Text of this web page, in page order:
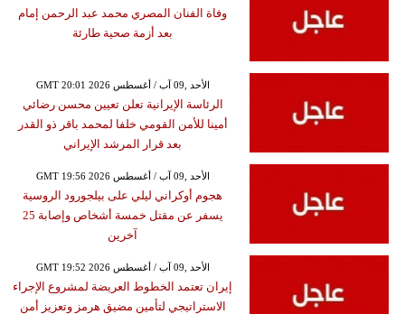
وفاة الفنان المصري محمد عبد الرحمن إمام
بعد أزمة صحية طارئة
GMT 20:01 2026 الأحد ,09 آب / أغسطس
الرئاسة الإيرانية تعلن تعيين محسن رضائي
أمينا للأمن القومي خلفا لمحمد باقر ذو القدر
بعد قرار المرشد الإيراني
GMT 19:56 2026 الأحد ,09 آب / أغسطس
هجوم أوكراني ليلي على بيلجورود الروسية
يسفر عن مقتل خمسة أشخاص وإصابة 25
آخرين
GMT 19:52 2026 الأحد ,09 آب / أغسطس
إيران تعتمد الخطوط العريضة لمشروع الإجراء
الاستراتيجي لتأمين مضيق هرمز وتعزيز أمن